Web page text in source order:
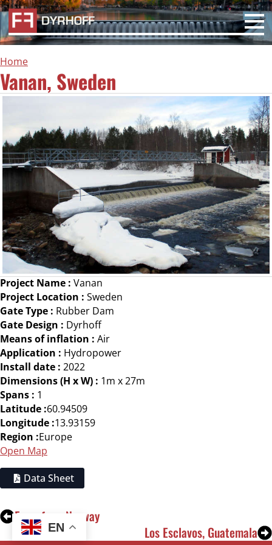
Home
Vanan, Sweden
Project Name : Vanan
Project Location : Sweden
Gate Type : Rubber Dam
Gate Design : Dyrhoff
Means of inflation : Air
Application : Hydropower
Install date : 2022
Dimensions (H x W) : 1m x 27m
Spans : 1
Latitude :60.94509
Longitude :13.93159
Region :Europe
Open Map
Data Sheet
Fennefoss, Norway
Los Esclavos, Guatemala
EN